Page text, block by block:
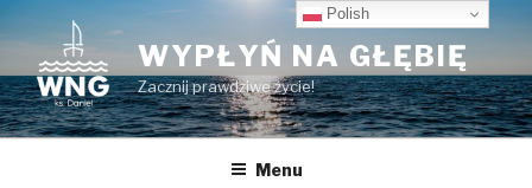
Przeskocz
do
treści
WYPŁYŃ NA GŁĘBIĘ
Zacznij prawdziwe życie!
Menu
Polish